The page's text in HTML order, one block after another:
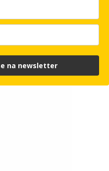
eura na sjeveru
posebne zahtjeve za
na newsletter